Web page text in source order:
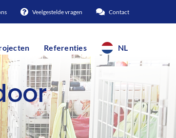
Veelgestelde vragen Contact
Referenties NL